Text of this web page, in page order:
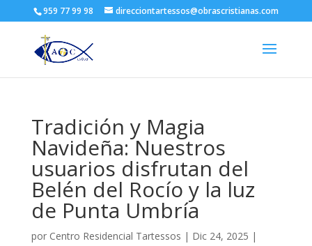
959 77 99 98 direcciontartessos@obrascristianas.com
Tradición y Magia
Navideña: Nuestros
usuarios disfrutan del
Belén del Rocío y la luz
de Punta Umbría
por Centro Residencial Tartessos | Dic 24, 2025 |